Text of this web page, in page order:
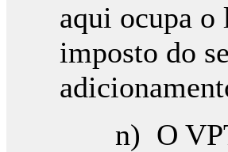
aqui ocupa
imposto do
n) O VPT